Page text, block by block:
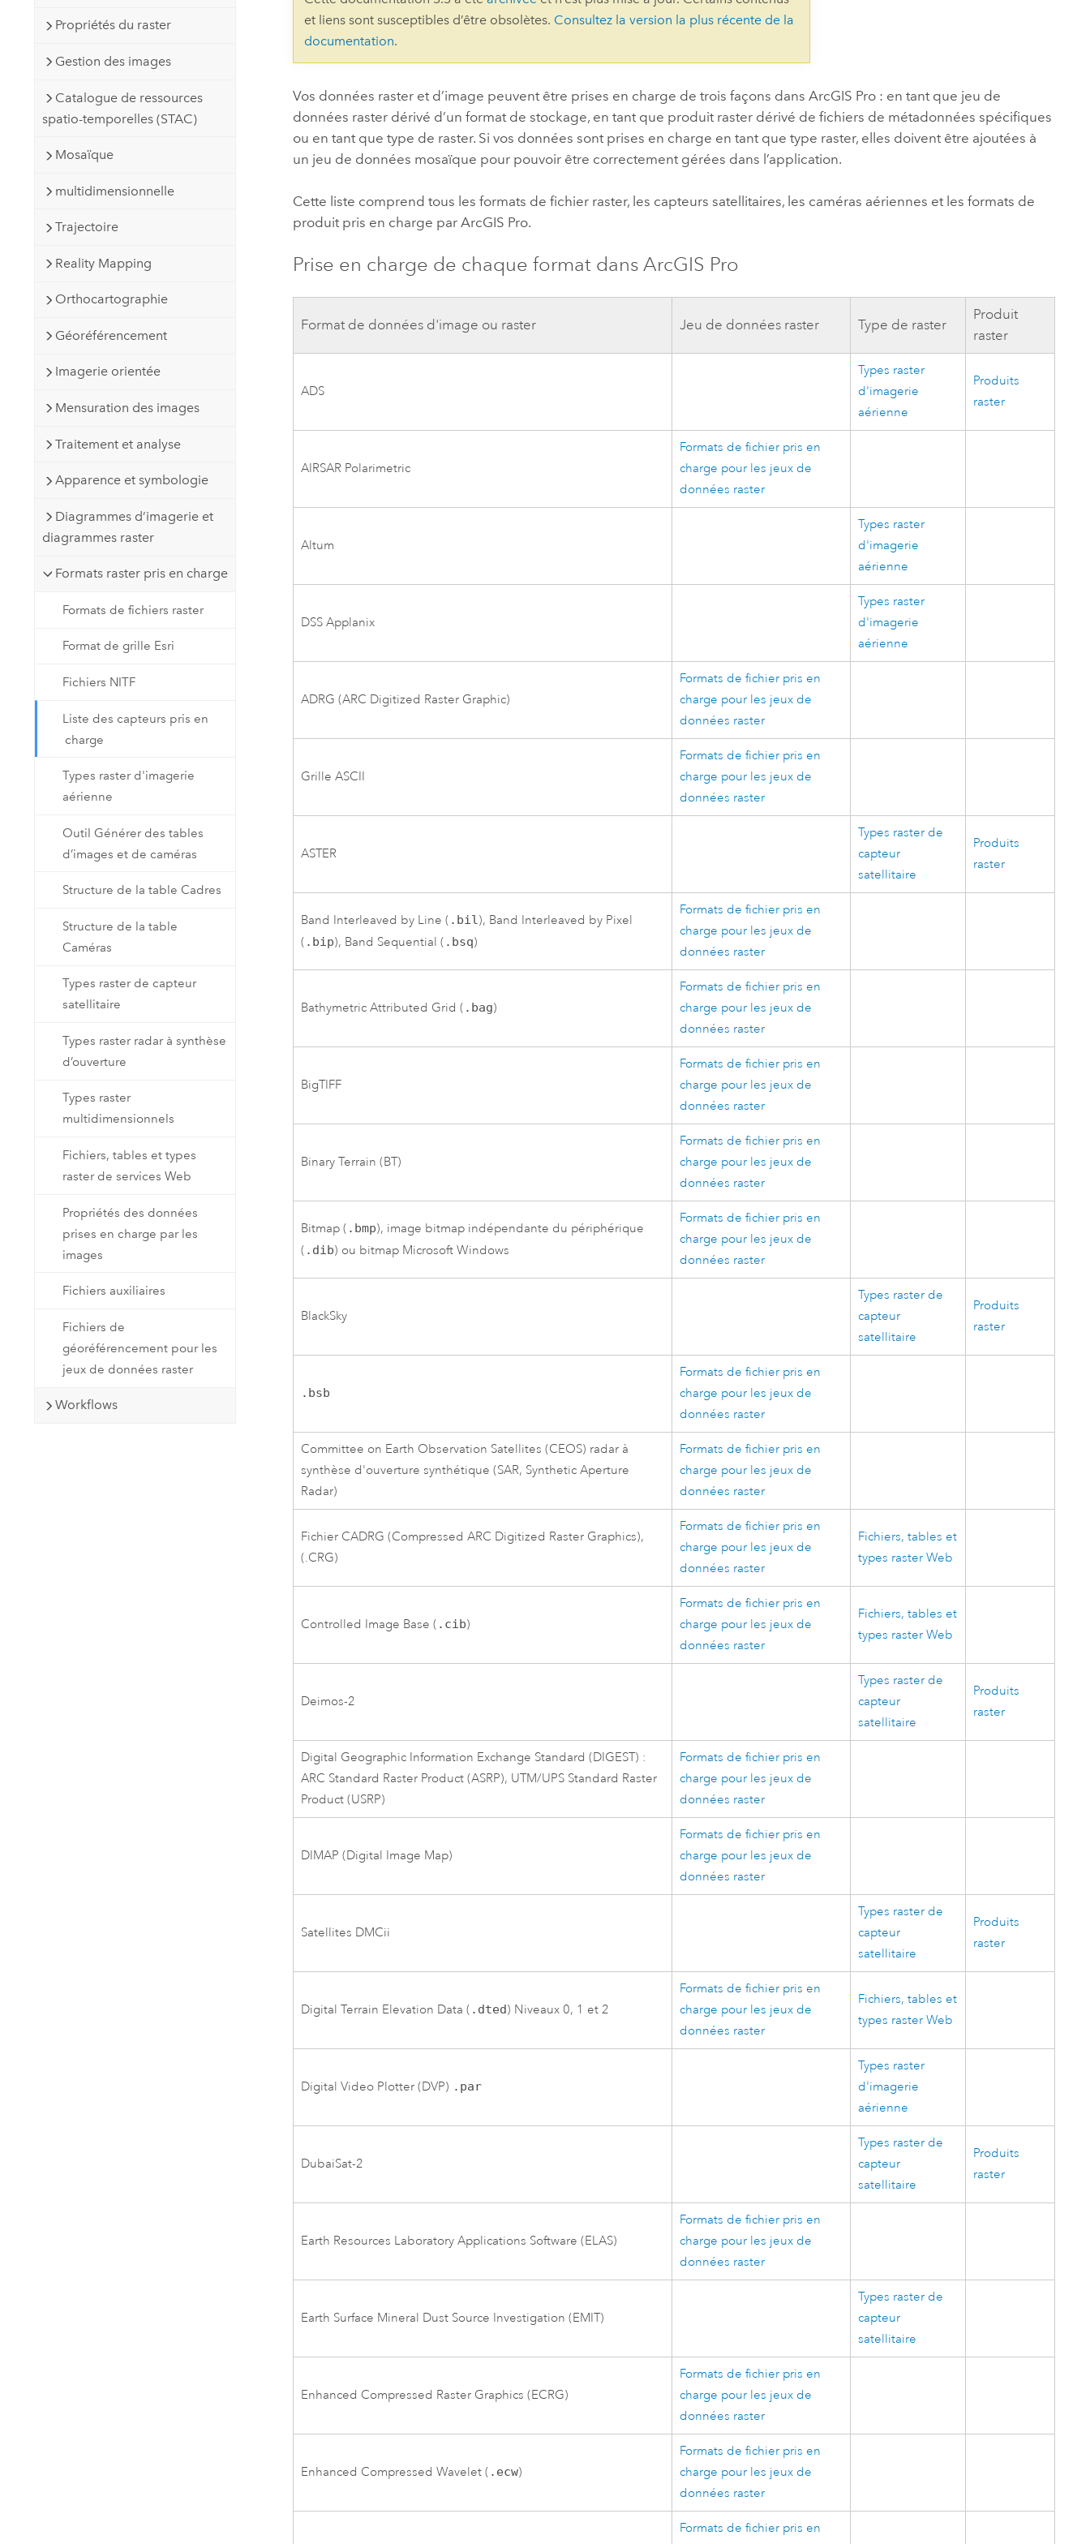
Technologie Developer
cartographie et d’analyse spatiale
Tous les produits
Ressources naturelles
professionnels et
perspectives et
l’univers
Tous les récits
Propriétés du raster
Gestion des images
Catalogue de ressources
spatio-temporelles (STAC)
Mosaïque
multidimensionnelle
Trajectoire
Reality Mapping
Orthocartographie
Géoréférencement
Imagerie orientée
Mensuration des images
Traitement et analyse
Apparence et symbologie
Diagrammes d’imagerie et
diagrammes raster
Formats raster pris en charge
Formats de fichiers raster
Format de grille Esri
Fichiers NITF
Liste des capteurs pris en
charge
Types raster d'imagerie
aérienne
Outil Générer des tables
d’images et de caméras
Structure de la table Cadres
Structure de la table
Caméras
Types raster de capteur
satellitaire
Types raster radar à synthèse
d’ouverture
Types raster
multidimensionnels
Fichiers, tables et types
raster de services Web
Propriétés des données
prises en charge par les
images
Fichiers auxiliaires
Fichiers de
géoréférencement pour les
jeux de données raster
Workflows
et liens sont susceptibles d’être obsolètes. Consultez la version la plus récente de la
documentation.
Vos données raster et d’image peuvent être prises en charge de trois façons dansArcGIS Pro : en tant que jeu de
données raster dérivé d’un format de stockage, en tant que produit raster dérivé de fichiers de métadonnées spécifiques
ou en tant que type de raster. Si vos données sont prises en charge en tant que type raster, elles doivent être ajoutées à
un jeu de données mosaïque pour pouvoir être correctement gérées dans l’application.
Cette liste comprend tous les formats de fichier raster, les capteurs satellitaires, les caméras aériennes et les formats de
produit pris en charge parArcGIS Pro.
Prise en charge de chaque format dansArcGIS Pro
Format de données d'image ou raster Jeu de données raster Type de raster
Produit
raster
ADS
Types raster
d'imagerie
aérienne
Produits
raster
AIRSAR Polarimetric
Formats de fichier pris en
charge pour les jeux de
données raster
Altum
Types raster
d'imagerie
aérienne
DSS Applanix
Types raster
d'imagerie
aérienne
ADRG (ARC Digitized Raster Graphic)
Formats de fichier pris en
charge pour les jeux de
données raster
Grille ASCII
Formats de fichier pris en
charge pour les jeux de
données raster
ASTER
Types raster de
capteur
satellitaire
Produits
raster
Band Interleaved by Line ( .bil ), Band Interleaved by Pixel
( .bip), Band Sequential ( .bsq)
Formats de fichier pris en
charge pour les jeux de
données raster
Bathymetric Attributed Grid ( .bag)
Formats de fichier pris en
charge pour les jeux de
données raster
BigTIFF
Formats de fichier pris en
charge pour les jeux de
données raster
Binary Terrain (BT)
Formats de fichier pris en
charge pour les jeux de
données raster
Bitmap ( .bmp), image bitmap indépendante du périphérique
( .dib) ou bitmap Microsoft Windows
Formats de fichier pris en
charge pour les jeux de
données raster
BlackSky
Types raster de
capteur
satellitaire
Produits
raster
.bsb
Formats de fichier pris en
charge pour les jeux de
données raster
Committee on Earth Observation Satellites (CEOS) radar à
synthèse d'ouverture synthétique (SAR, Synthetic Aperture
Radar)
Formats de fichier pris en
charge pour les jeux de
données raster
Fichier CADRG (Compressed ARC Digitized Raster Graphics),
(.CRG)
Formats de fichier pris en
charge pour les jeux de
données raster
Fichiers, tables et
types raster Web
Controlled Image Base ( .cib)
Formats de fichier pris en
charge pour les jeux de
données raster
Fichiers, tables et
types raster Web
Deimos-2
Types raster de
capteur
satellitaire
Produits
raster
Digital Geographic Information Exchange Standard (DIGEST) :
ARC Standard Raster Product (ASRP), UTM/UPS Standard Raster
Product (USRP)
Formats de fichier pris en
charge pour les jeux de
données raster
DIMAP (Digital Image Map)
Formats de fichier pris en
charge pour les jeux de
données raster
Satellites DMCii
Types raster de
capteur
satellitaire
Produits
raster
Digital Terrain Elevation Data ( .dted) Niveaux 0, 1 et 2
Formats de fichier pris en
charge pour les jeux de
données raster
Fichiers, tables et
types raster Web
Digital Video Plotter (DVP) .par
Types raster
d'imagerie
aérienne
DubaiSat-2
Types raster de
capteur
satellitaire
Produits
raster
Earth Resources Laboratory Applications Software (ELAS)
Formats de fichier pris en
charge pour les jeux de
données raster
Earth Surface Mineral Dust Source Investigation (EMIT)
Types raster de
capteur
satellitaire
Enhanced Compressed Raster Graphics (ECRG)
Formats de fichier pris en
charge pour les jeux de
données raster
Enhanced Compressed Wavelet ( .ecw)
Formats de fichier pris en
charge pour les jeux de
données raster
Formats de fichier pris en